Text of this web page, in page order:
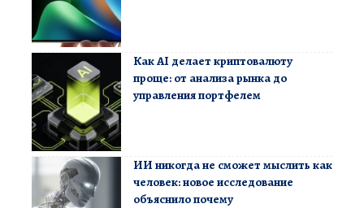
Как AI делает криптовалюту
проще: от анализа рынка до
управления портфелем
ИИ никогда не сможет мыслить как
человек: новое исследование
объяснило почему